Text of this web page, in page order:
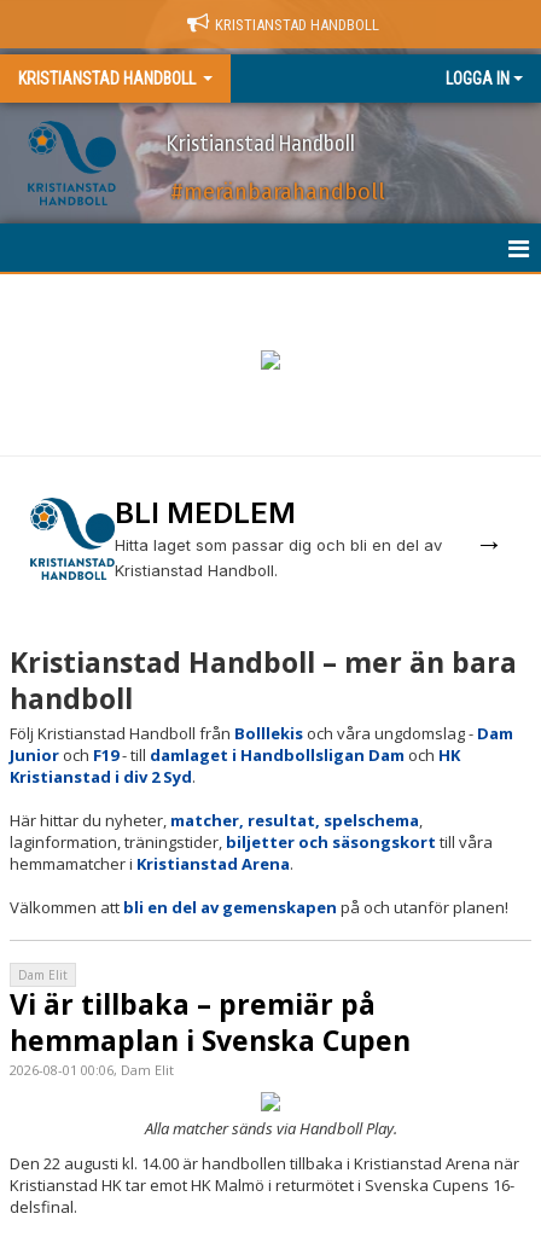
KRISTIANSTAD HANDBOLL
KRISTIANSTAD HANDBOLL LOGGA IN
Kristianstad Handboll
#meränbarahandboll
KALENDER
HANDBOLLSSKOLA
FÖRENINGEN
KONTAKT
BLI MEDLEM
Hitta laget som passar dig och bli en del av
Kristianstad Handboll.
→
Kristianstad Handboll – mer än bara
handboll
Följ Kristianstad Handboll från Bolllekis och våra ungdomslag - Dam
Junior och F19- till damlaget i Handbollsligan Dam och HK
Kristianstad i div 2 Syd.
Här hittar du nyheter, matcher, resultat, spelschema,
laginformation, träningstider, biljetter och säsongskort till våra
hemmamatcher i Kristianstad Arena.
Välkommen att bli en del av gemenskapen på och utanför planen!
Dam Elit
Vi är tillbaka – premiär på
hemmaplan i Svenska Cupen
2026-08-01 00:06, Dam Elit
Alla matcher sänds via Handboll Play.
Den 22 augusti kl. 14.00 är handbollen tillbaka i Kristianstad Arena när
Kristianstad HK tar emot HK Malmö i returmötet i Svenska Cupens 16-
delsfinal.